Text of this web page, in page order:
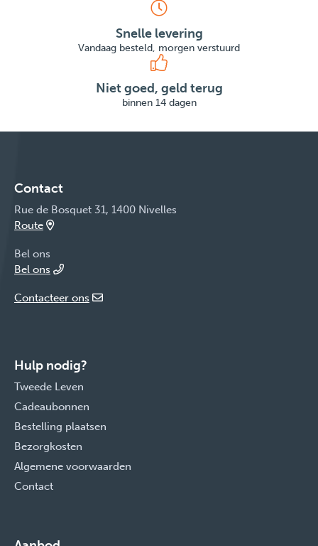
Snelle levering
Vandaag besteld, morgen verstuurd
Niet goed, geld terug
binnen 14 dagen
Contact
Rue de Bosquet 31, 1400 Nivelles
Route
Bel ons
Bel ons
Contacteer ons
Hulp nodig?
Tweede Leven
Cadeaubonnen
Bestelling plaatsen
Bezorgkosten
Algemene voorwaarden
Contact